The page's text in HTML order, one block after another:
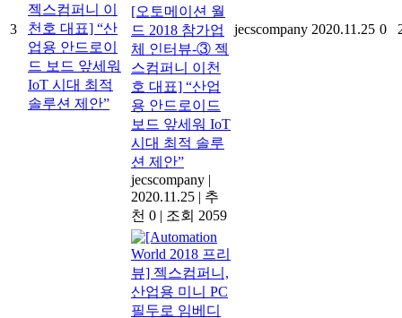
3
[오토메이션 월
드 2018 참가업
체 인터뷰-③ 젝
스컴퍼니 이천
호 대표] “산업
용 안드로이드
보드 앞세워 IoT
시대 최적 솔루
션 제안”
jecscompany |
2020.11.25 | 추
천 0 | 조회 2059
jecscompany 2020.11.25 0